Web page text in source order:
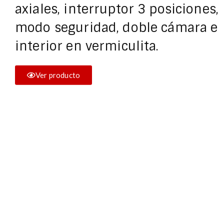
axiales, interruptor 3 posiciones,
modo seguridad, doble cámara e
interior en vermiculita.
Ver producto